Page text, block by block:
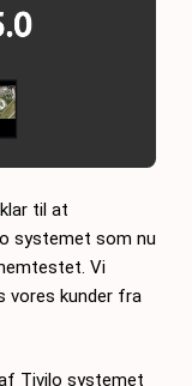
til at
systemet som nu
Vi
kunder fra
Tivilo systemet